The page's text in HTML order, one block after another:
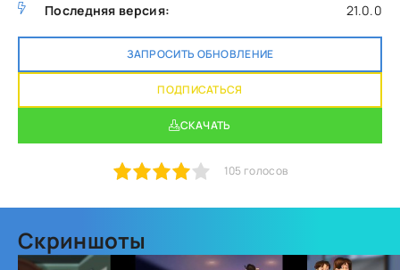
Последняя версия:
21.0.0
СКАЧАТЬ
ЗАПРОСИТЬ ОБНОВЛЕНИЕ
ПОДПИСАТЬСЯ
105 голосов
Скриншоты